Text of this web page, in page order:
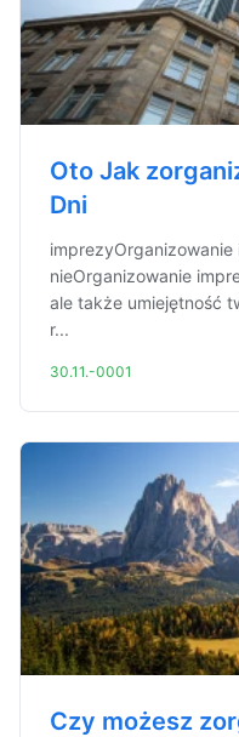
Oto Jak
Dni
nieOrganizowanie
ale także umiejętność
r...
30.11.-0001
Czy możesz